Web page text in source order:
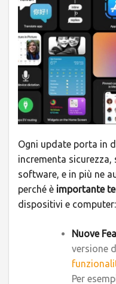
Ogni update porta in
incrementa sicurezza,
software, e in più ne
perché è importante
dispositivi e computer:
Nuove
versione
Per